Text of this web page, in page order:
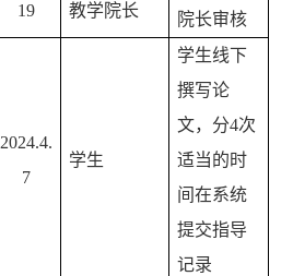
院长审核
19
教学院长
2024.4.
7
学生
学生线下
撰写论
文，分4次
适当的时
间在系统
提交指导
记录